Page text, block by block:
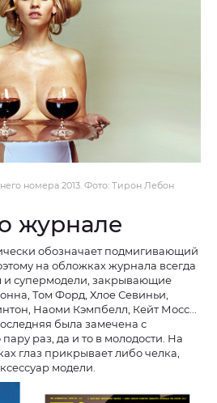
номера 2013. Фото: Тирон Лебон
журнале
журнала всегда
и супермодели, закрывающие
Том Форд, Хлое Севиньи,
Мосс...
была замечена с
раз, да и то в молодости. На
модели.